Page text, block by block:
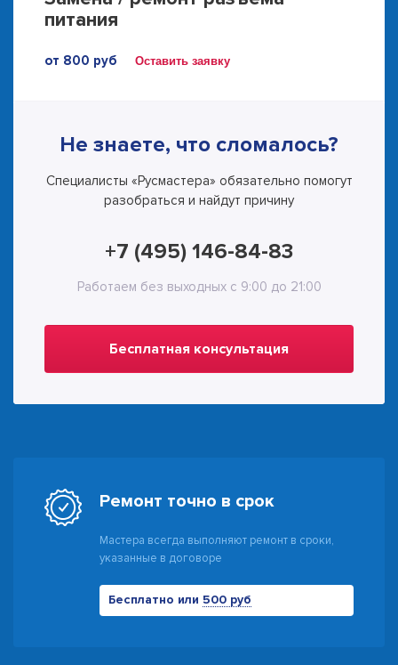
питания
от 800 руб Оставить заявку
Не знаете, что сломалось?
Специалисты «Русмастера» обязательно помогут
разобраться и найдут причину
+7 (495) 146-84-83
Работаем без выходных с 9:00 до 21:00
Бесплатная консультация
Ремонт точно в срок
Мастера всегда выполняют ремонт в сроки,
указанные в договоре
Бесплатно или 500 руб